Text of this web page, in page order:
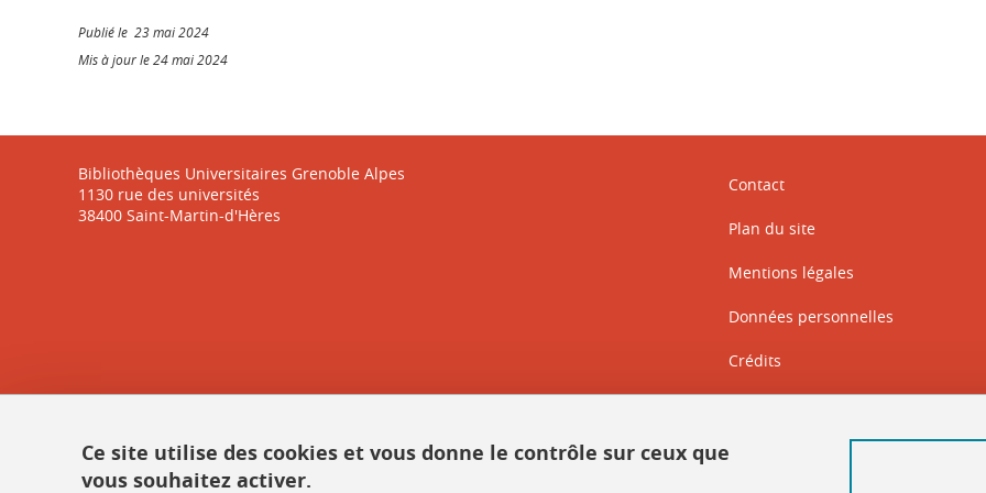
Publié le 23 mai 2024
Mis à jour le 24 mai 2024
Bibliothèques Universitaires Grenoble Alpes
1130 rue des universités
38400 Saint-Martin-d'Hères
Contact
Plan du site
Mentions légales
Données personnelles
Crédits
Intranet DGD BAPSO - réseau doc
Ce site utilise des cookies et vous donne le contrôle sur ceux que
vous souhaitez activer.